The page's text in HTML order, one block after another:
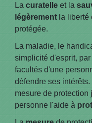
La curatelle et la
légèrement la
protégée.
La maladie, le
simplicité d'esprit,
facultés d'une
défendre ses
mesure de
personne l'aide à